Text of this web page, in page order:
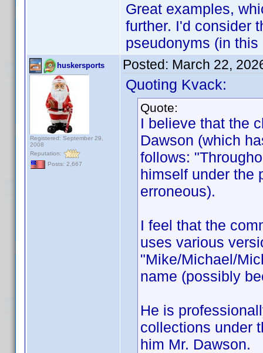
Great examples,
further. I'd consider
pseudonyms (in
huskersports
Registered: September 29,
2008
Reputation:
Posts: 2,667
Posted: March 22,
Quoting Kvack:
Quote:
I believe that the
Dawson (which
follows:
himself under the
erroneous).
I feel that the
uses various
"Mike/Michael/
name (possibly
He is
collections under
him Mr. Dawson.